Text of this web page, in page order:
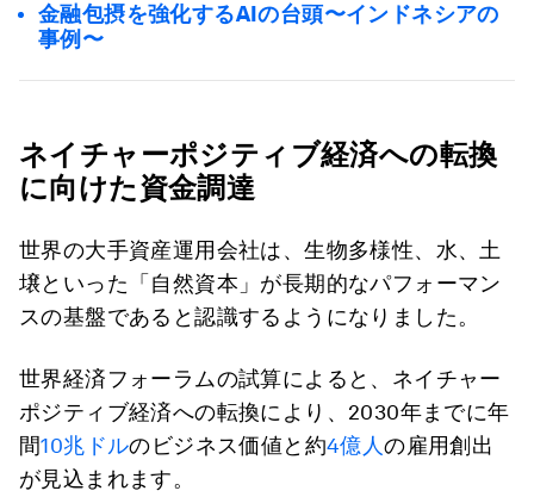
金融包摂を強化するAIの台頭〜インドネシアの
事例〜
ネイチャーポジティブ経済への転換
に向けた資金調達
世界の大手資産運用会社は、生物多様性、水、土
壌といった「自然資本」が長期的なパフォーマン
スの基盤であると認識するようになりました。
世界経済フォーラムの試算によると、ネイチャー
ポジティブ経済への転換により、2030年までに年
間10兆ドルのビジネス価値と約4億人の雇用創出
が見込まれます。